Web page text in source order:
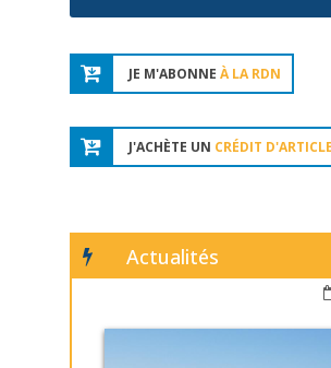
JE M'ABONNE À LA RDN
J'ACHÈTE UN CRÉDIT
Actualités